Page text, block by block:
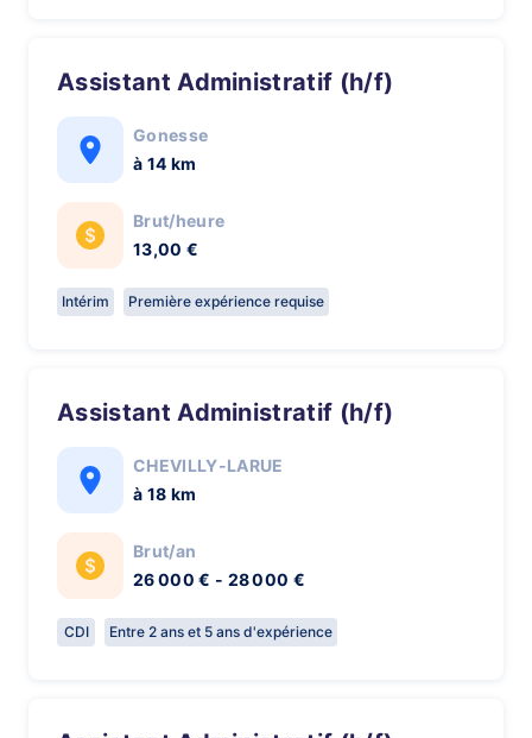
Assistant Administratif (h/f)
Gonesse
à 14 km
Brut/heure
13,00 €
Intérim Première expérience requise
Assistant Administratif (h/f)
CHEVILLY-LARUE
à 18 km
Brut/an
26 000 € - 28 000 €
CDI Entre 2 ans et 5 ans d'expérience